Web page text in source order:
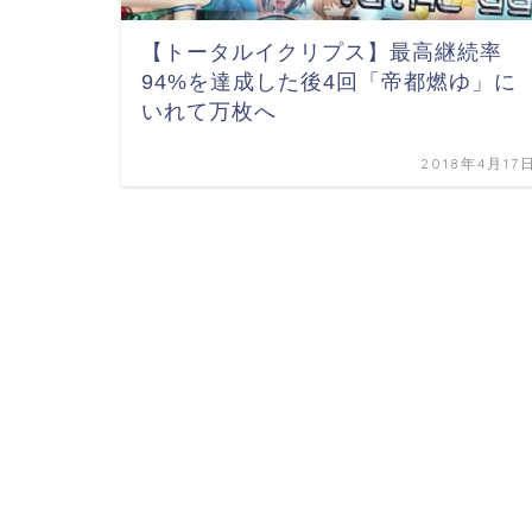
【トータルイクリプス】最高継続率
94%を達成した後4回「帝都燃ゆ」に
いれて万枚へ
2018年4月17